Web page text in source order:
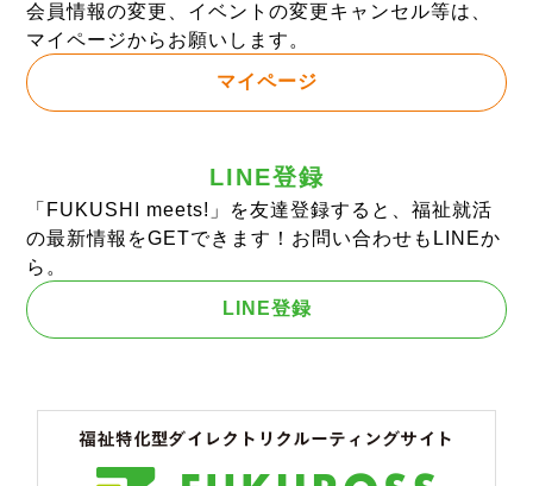
会員情報の変更、イベントの変更キャンセル等は、
マイページからお願いします。
マイページ
LINE登録
「FUKUSHI meets!」を友達登録すると、福祉就活
の最新情報をGETできます！お問い合わせもLINEか
ら。
LINE登録